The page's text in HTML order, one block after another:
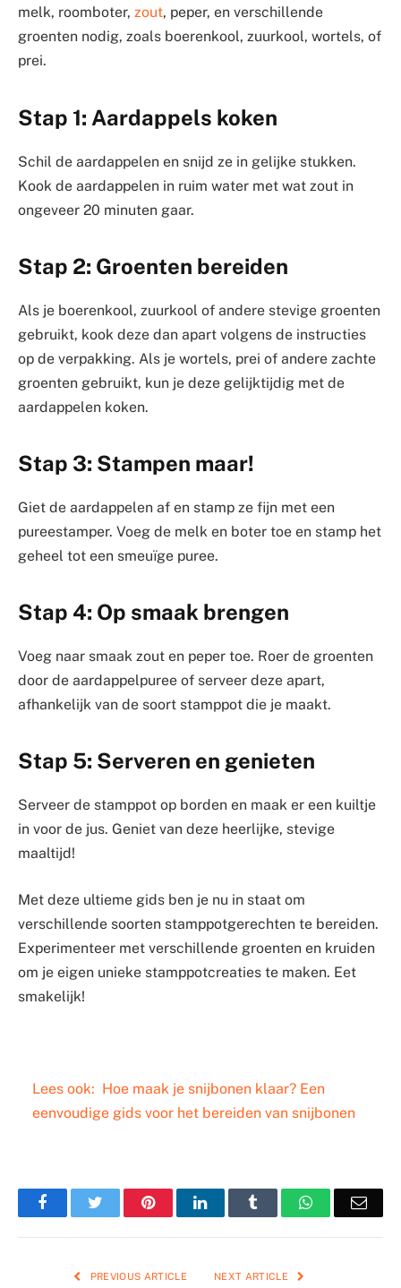
melk, roomboter, zout, peper, en verschillende
groenten nodig, zoals boerenkool, zuurkool, wortels, of
prei.
Stap 1: Aardappels koken
Schil de aardappelen en snijd ze in gelijke stukken.
Kook de aardappelen in ruim water met wat zout in
ongeveer 20 minuten gaar.
Stap 2: Groenten bereiden
Als je boerenkool, zuurkool of andere stevige groenten
gebruikt, kook deze dan apart volgens de instructies
op de verpakking. Als je wortels, prei of andere zachte
groenten gebruikt, kun je deze gelijktijdig met de
aardappelen koken.
Stap 3: Stampen maar!
Giet de aardappelen af en stamp ze fijn met een
pureestamper. Voeg de melk en boter toe en stamp het
geheel tot een smeuïge puree.
Stap 4: Op smaak brengen
Voeg naar smaak zout en peper toe. Roer de groenten
door de aardappelpuree of serveer deze apart,
afhankelijk van de soort stamppot die je maakt.
Stap 5: Serveren en genieten
Serveer de stamppot op borden en maak er een kuiltje
in voor de jus. Geniet van deze heerlijke, stevige
maaltijd!
Met deze ultieme gids ben je nu in staat om
verschillende soorten stamppotgerechten te bereiden.
Experimenteer met verschillende groenten en kruiden
om je eigen unieke stamppotcreaties te maken. Eet
smakelijk!
Lees ook: Hoe maak je snijbonen klaar? Een
eenvoudige gids voor het bereiden van snijbonen
FacebookTwitter PinterestLinkedIn Tumblr WhatsApp
PREVIOUS ARTICLE NEXT ARTICLE